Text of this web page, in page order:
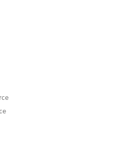
preconfigurada con el
integración, configure sus
consulte
cómo podemos mejorar!